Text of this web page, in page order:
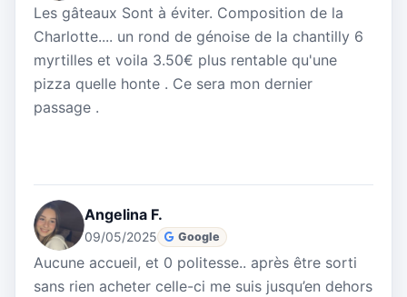
Les gâteaux Sont à éviter. Composition de la
Charlotte.... un rond de génoise de la chantilly 6
myrtilles et voila 3.50€ plus rentable qu'une
pizza quelle honte . Ce sera mon dernier
passage .
Angelina F.
09/05/2025 Google
Aucune accueil, et 0 politesse.. après être sorti
sans rien acheter celle-ci me suis jusqu’en dehors